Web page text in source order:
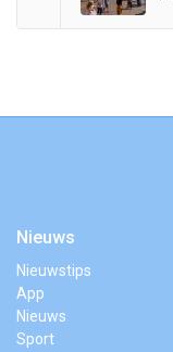
Nieuws
Nieuwstips
App
Nieuws
Sport